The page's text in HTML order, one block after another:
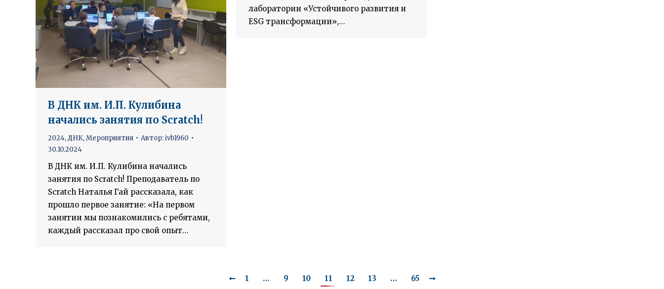
лаборатории «Устойчивого развития и
ESG трансформации»,…
В ДНК им. И.П. Кулибина
начались занятия по Scratch!
2024,ДНК,Мероприятия Автор:ivb1960
30.10.2024
В ДНК им. И.П. Кулибина начались
занятия по Scratch! Преподаватель по
Scratch Наталья Гай рассказала, как
прошло первое занятие: «На первом
занятии мы познакомились с ребятами,
каждый рассказал про свой опыт…
1 … 9 10 11 12 13 … 65